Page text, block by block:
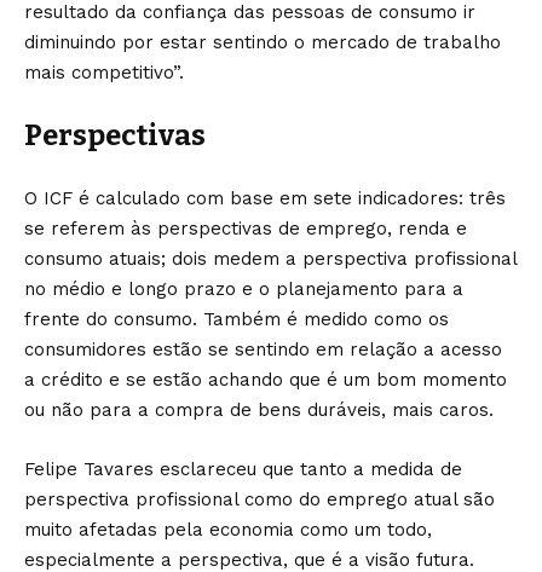
resultado da confiança das pessoas de consumo ir
diminuindo por estar sentindo o mercado de trabalho
mais competitivo”.
Perspectivas
O ICF é calculado com base em sete indicadores: três
se referem às perspectivas de emprego, renda e
consumo atuais; dois medem a perspectiva profissional
no médio e longo prazo e o planejamento para a
frente do consumo. Também é medido como os
consumidores estão se sentindo em relação a acesso
a crédito e se estão achando que é um bom momento
ou não para a compra de bens duráveis, mais caros.
Felipe Tavares esclareceu que tanto a medida de
perspectiva profissional como do emprego atual são
muito afetadas pela economia como um todo,
especialmente a perspectiva, que é a visão futura.